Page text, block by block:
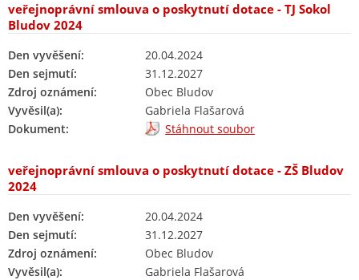
veřejnoprávní smlouva o poskytnutí dotace - TJ Sokol
Bludov 2024
Den vyvěšení:
20.04.2024
Den sejmutí:
31.12.2027
Zdroj oznámení:
Obec Bludov
Vyvěsil(a):
Gabriela Flašarová
Dokument:
Stáhnout soubor
veřejnoprávní smlouva o poskytnutí dotace - ZŠ Bludov
2024
Den vyvěšení:
20.04.2024
Den sejmutí:
31.12.2027
Zdroj oznámení:
Obec Bludov
Vyvěsil(a):
Gabriela Flašarová